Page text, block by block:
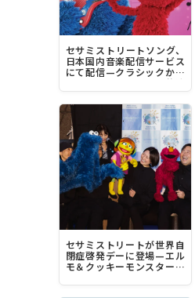
セサミストリートソング、
日本国内音楽配信サービス
にて配信—クラシックから
豪華アーティストとの共演
曲、最新曲まで1200曲超
セサミストリートが世界自
閉症啓発デーに登場—エル
モ＆クッキーモンスター＆
みんな素晴らしい！”